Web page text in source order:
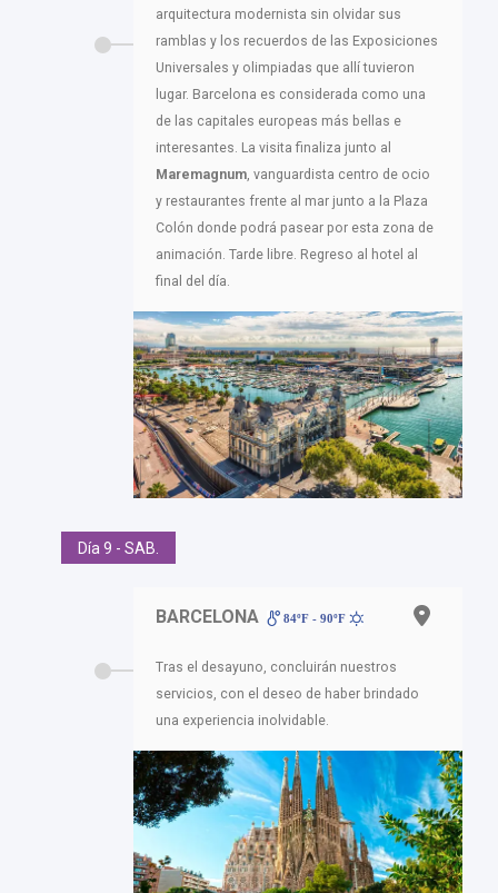
arquitectura modernista sin olvidar sus
ramblas y los recuerdos de las Exposiciones
Universales y olimpiadas que allí tuvieron
lugar. Barcelona es considerada como una
de las capitales europeas más bellas e
interesantes. La visita finaliza junto al
Maremagnum, vanguardista centro de ocio
y restaurantes frente al mar junto a la Plaza
Colón donde podrá pasear por esta zona de
animación. Tarde libre. Regreso al hotel al
final del día.
Día 9 - SAB.
BARCELONA 84ºF - 90ºF
Tras el desayuno, concluirán nuestros
servicios, con el deseo de haber brindado
una experiencia inolvidable.